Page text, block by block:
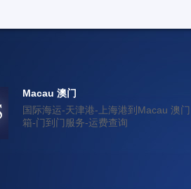
Macau 澳门
国际海运-天津港-上海港到Macau 澳
箱-门到门服务-运费查询